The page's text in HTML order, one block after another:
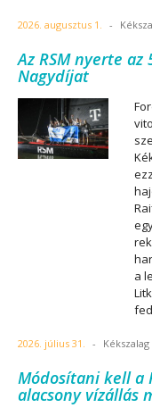
2026. augusztus 1. -
Az RSM nyerte az
Nagydíjat
a
2026. július 31. - Kékszalag
Módosítani kell a
alacsony vízállás